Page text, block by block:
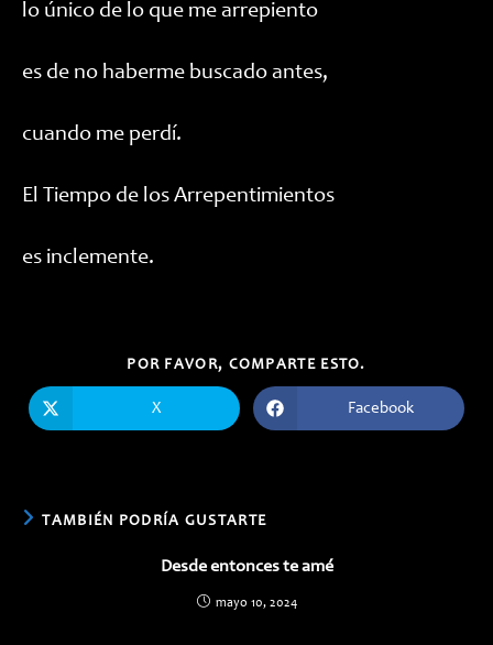
lo único de lo que me arrepiento
es de no haberme buscado antes,
cuando me perdí.
El Tiempo de los Arrepentimientos
es inclemente.
POR FAVOR, COMPARTE ESTO.
CONTENIDO
abre
X
Se
abre
Facebook
TAMBIÉN PODRÍA GUSTARTE
Desde entonces te amé
mayo 10, 2024